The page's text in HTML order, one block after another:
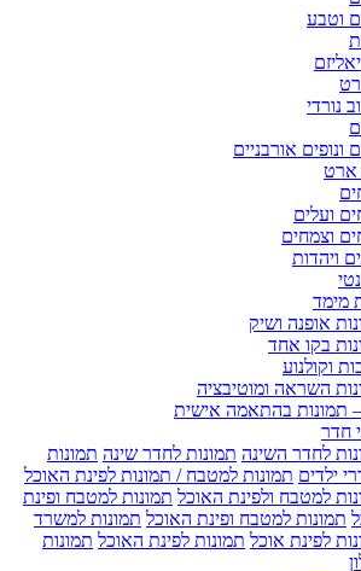
וטבע
נורדי
ונופים אורבניים
ארט
ועלים
וצמחים
ויהדות
מימד
אופנה ושיק
בקו אחד
וקולנוע
השראה ומוטיבציה
תמונות בהתאמה אישית
חדר
לחדר השינה תמונות לחדר שינה תמונות
ילדים תמונות למטבח / תמונות לפינת האוכל
למטבח ולפינת האוכל תמונות למטבח ופינת
תמונות למטבח ופינת האוכל תמונות למשרד
לפינת אוכל תמונות לפינת האוכל תמונות